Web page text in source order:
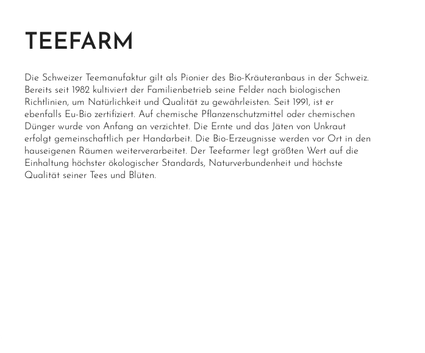
TEEFARM
Die Schweizer Teemanufaktur gilt als Pionier des Bio-Kräuteranbaus in der Schweiz.
Bereits seit 1982 kultiviert der Familienbetrieb seine Felder nach biologischen
Richtlinien, um Natürlichkeit und Qualität zu gewährleisten. Seit 1991, ist er
ebenfalls Eu-Bio zertifiziert. Auf chemische Pflanzenschutzmittel oder chemischen
Dünger wurde von Anfang an verzichtet. Die Ernte und das Jäten von Unkraut
erfolgt gemeinschaftlich per Handarbeit. Die Bio-Erzeugnisse werden vor Ort in den
hauseigenen Räumen weiterverarbeitet. Der Teefarmer legt größten Wert auf die
Einhaltung höchster ökologischer Standards, Naturverbundenheit und höchste
Qualität seiner Tees und Blüten.